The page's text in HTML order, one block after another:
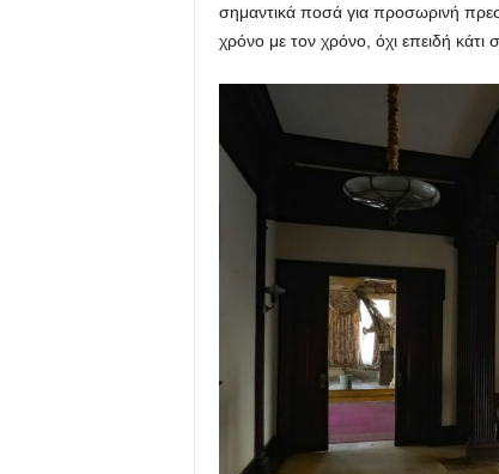
σημαντικά ποσά για προσωρινή
χρόνο με τον χρόνο, όχι επειδή κάτι